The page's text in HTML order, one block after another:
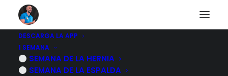
DESCARGA LA APP
1 SEMANA
SEMANA DE LA HERNIA
SEMANA DE LA ESPALDA
Semana del